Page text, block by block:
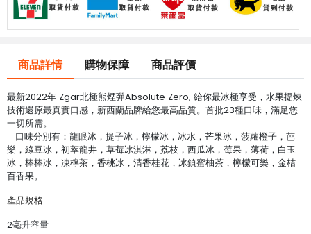
商品詳情 購物保障 商品評價
最新2022年 Zgar北極熊煙彈Absolute Zero, 給你最冰極享受，水果提煉
技術還原最真實口感，新西蘭品牌給您最高品質。首批23種口味，滿足您
一切所需。
口味分別有：龍眼冰，提子冰，檸檬冰，冰水，芒果冰，菠蘿橙子，芭
樂，綠豆冰，初萃龍井，草莓冰淇淋，荔枝，西瓜冰，莓果，薄荷，白玉
冰，棒棒冰，凍檸茶，香桃冰，清香桂花，冰鎮蜜柚茶，檸檬可樂，金桔
百香果。
產品規格
2毫升容量